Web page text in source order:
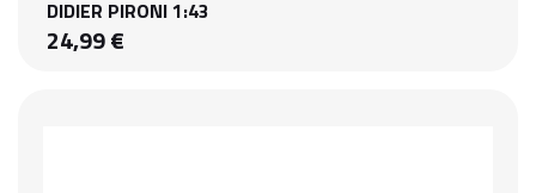
DIDIER PIRONI 1:43
24,99 €